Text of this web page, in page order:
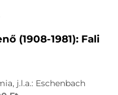
(1908-1981): Fali
j.l.a.: Eschenbach